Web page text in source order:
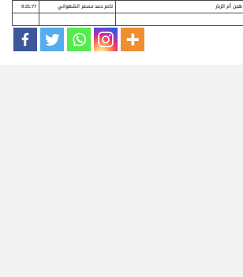
هجن أم الزبار ناصر حمد مسفر الشهواني 9:21:77